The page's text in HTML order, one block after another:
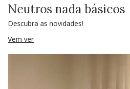
Neutros nada básicos
Descubra as novidades!
Vem ver